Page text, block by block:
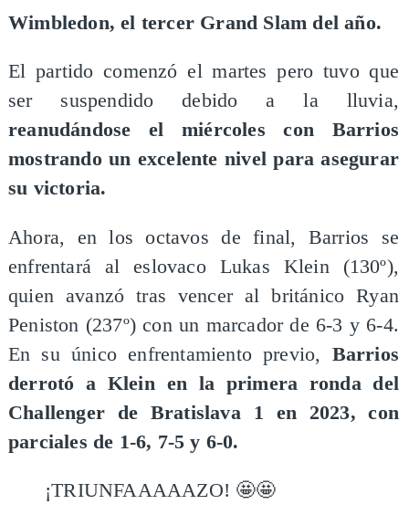
Wimbledon, el tercer Grand Slam del año.
El partido comenzó el martes pero tuvo que
ser suspendido debido a la lluvia,
reanudándose el miércoles con Barrios
mostrando un excelente nivel para asegurar
su victoria.
Ahora, en los octavos de final, Barrios se
enfrentará al eslovaco Lukas Klein (130º),
quien avanzó tras vencer al británico Ryan
Peniston (237º) con un marcador de 6-3 y 6-4.
En su único enfrentamiento previo,
Barrios
derrotó a Klein en la primera ronda del
Challenger de Bratislava 1 en 2023, con
parciales de 1-6, 7-5 y 6-0.
¡TRIUNFAAAAAZO! 🤩🤩